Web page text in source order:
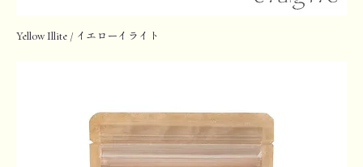
Yellow Illite / イエローイライト